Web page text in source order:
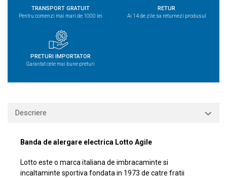
TRANSPORT GRATUIT
Pentru comenzi mai mari de 1000 lei
RETUR
Ai 14 de zile sa returnezi produsul
PRETURI IMPORTATOR
Garantat cele mai bune preturi
Descriere
Banda de alergare electrica Lotto Agile
Lotto este o marca italiana de imbracaminte si
incaltaminte sportiva fondata in 1973 de catre fratii